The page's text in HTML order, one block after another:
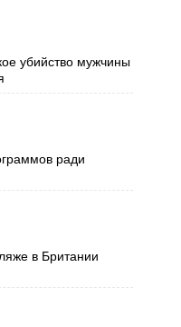
убийство мужчины
ради
в Британии